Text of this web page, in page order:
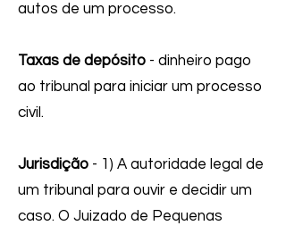
autos de um processo.
Taxas de depósito - dinheiro pago
ao tribunal para iniciar um processo
civil.
Jurisdição - 1) A autoridade legal de
um tribunal para ouvir e decidir um
caso. O Juizado de Pequenas